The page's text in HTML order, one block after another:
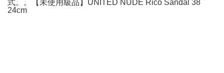
式。。【未使用級品】UNITED NUDE Rico Sandal 38
24cm